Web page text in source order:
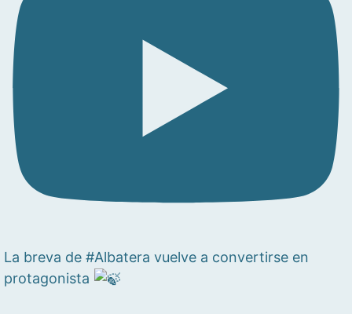
La breva de #Albatera vuelve a convertirse en
protagonista